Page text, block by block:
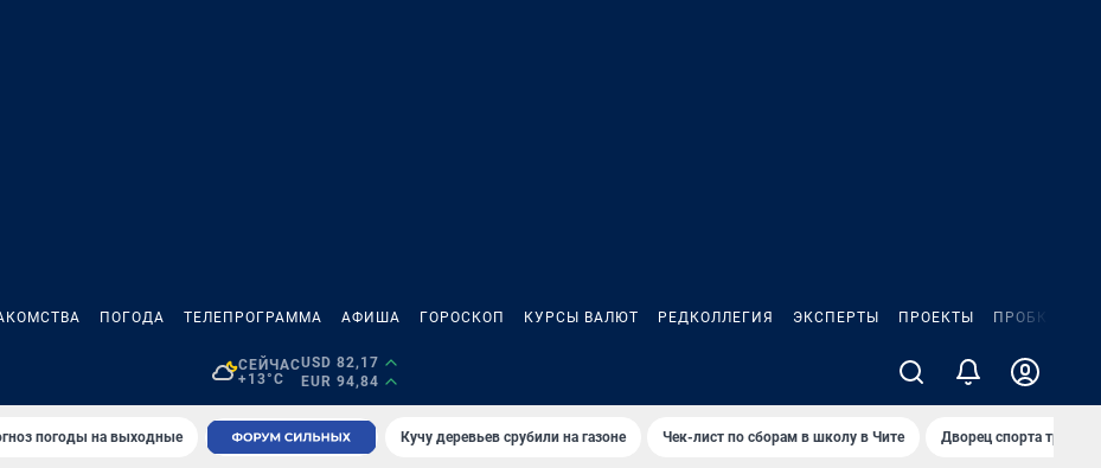
ПОГОДА ТЕЛЕПРОГРАММА АФИША ГОРОСКОП КУРСЫ ВАЛЮТ РЕДКОЛЛЕГИЯ ЭКСПЕРТЫ ПРОЕКТЫ ПРОБКИ
СЕЙЧАС
+13°C
USD 82,17
EUR 94,84
погоды на выходные Кучу деревьев срубили на газоне Чек-лист по сборам в школу в Чите Дворец спорта